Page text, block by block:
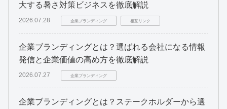
大する暑さ対策ビジネスを徹底解説
2026.07.28 企業ブランディング 相互リンク
企業ブランディングとは？選ばれる会社になる情報
発信と企業価値の高め方を徹底解説
2026.07.27 企業ブランディング
企業ブランディングとは？ステークホルダーから選